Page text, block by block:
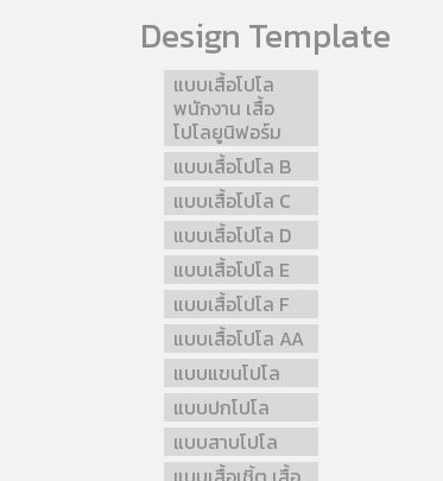
Design Template
แบบเสื้อโปโล
พนักงาน เสื้อ
โปโลยูนิฟอร์ม
แบบเสื้อโปโล B
แบบเสื้อโปโล C
แบบเสื้อโปโล D
แบบเสื้อโปโล E
แบบเสื้อโปโล F
แบบเสื้อโปโล AA
แบบแขนโปโล
แบบปกโปโล
แบบสาบโปโล